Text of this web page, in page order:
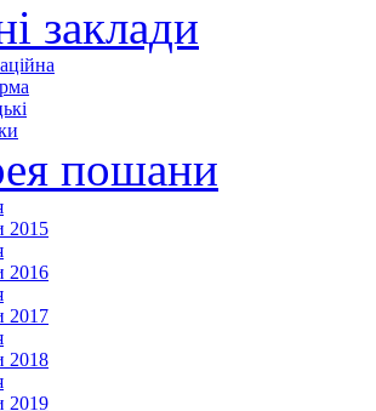
заклади
пошани
2015
2016
2017
2018
2019